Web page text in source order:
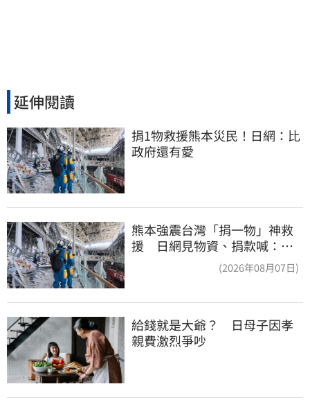
延伸閱讀
捐1物救援熊本災民！日網：比
政府還有愛
熊本強震台灣「捐一物」神救
援 日網見物資、捐款喊：給
(2026年08月07日)
給錢就是大爺？　日母子因孝
親費激烈爭吵